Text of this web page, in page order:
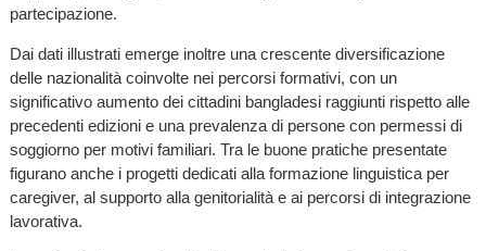
partecipazione.
Dai dati illustrati emerge inoltre una crescente diversificazione
delle nazionalità coinvolte nei percorsi formativi, con un
significativo aumento dei cittadini bangladesi raggiunti rispetto alle
precedenti edizioni e una prevalenza di persone con permessi di
soggiorno per motivi familiari. Tra le buone pratiche presentate
figurano anche i progetti dedicati alla formazione linguistica per
caregiver, al supporto alla genitorialità e ai percorsi di integrazione
lavorativa.